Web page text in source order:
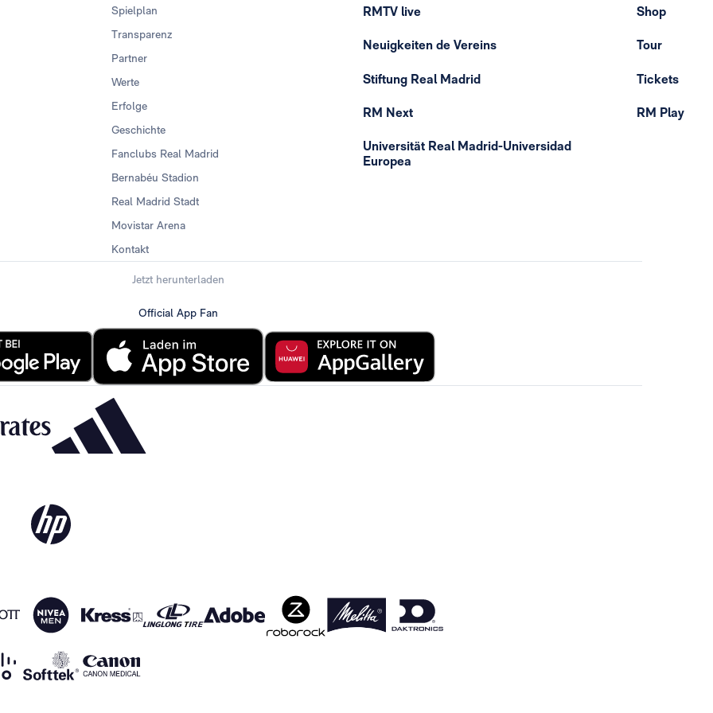
Spielplan
Transparenz
Partner
Werte
Erfolge
Geschichte
Fanclubs Real Madrid
Bernabéu Stadion
Real Madrid Stadt
Movistar Arena
Kontakt
RMTV live
Neuigkeiten de Vereins
Stiftung Real Madrid
RM Next
Universität Real Madrid-Universidad
Europea
Shop
Tour
Tickets
RM Play
Jetzt herunterladen
Official App Fan